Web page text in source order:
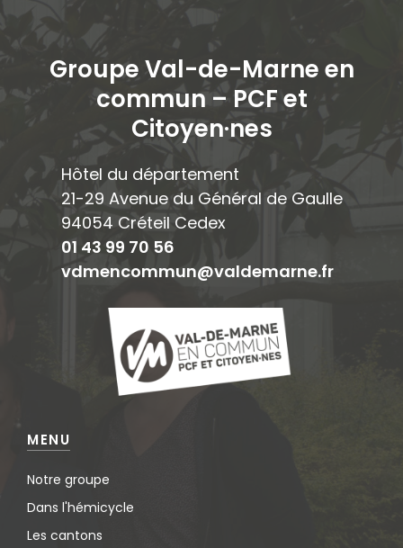
Groupe Val-de-Marne en
commun – PCF et
Citoyen·nes
Hôtel du département
21-29 Avenue du Général de Gaulle
94054 Créteil Cedex
01 43 99 70 56
vdmencommun@valdemarne.fr
MENU
Notre groupe
Dans l'hémicycle
Les cantons